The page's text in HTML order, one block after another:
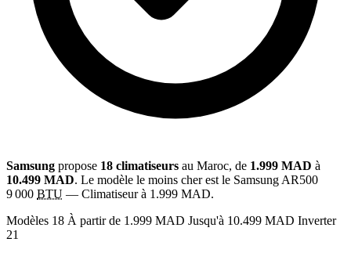
Samsung propose 18 climatiseurs au Maroc, de 1.999 MAD à
10.499 MAD. Le modèle le moins cher est le Samsung AR500
9 000 BTU — Climatiseur à 1.999 MAD.
Modèles 18 À partir de 1.999 MAD Jusqu'à 10.499 MAD Inverter
21